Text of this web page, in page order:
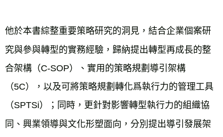
他於本書綜整重要策略研究的洞見，結合企業個案研
究與參與轉型的實務經驗，歸納提出轉型再成長的整
合架構（C-SOP）、實用的策略規劃導引架構
（5C），以及可將策略規劃轉化爲執行力的管理工具
（SPTSi）；同時，更針對影響轉型執行力的組織協
同、興業領導與文化形塑面向，分別提出導引發展架